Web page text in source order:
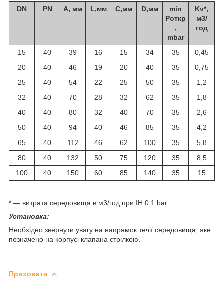
DN PN A, мм L,мм C,мм D,мм
min
Роткр
,
mbar
Kv*,
м3/
год
15 40 39 16 15 34 35
0,45
20
40 46 19 20 40 35
0,75
25
40 54 22 25 50 35
1,2
32
40 70 28 32 62 35
1,8
40
40 80 32 40 70 35
2,6
50
40 94 40 46 85 35
4,2
65
40 112 46 62 100 35
5,8
80
40 132 50 75 120 35
8,5
100
40 150 60 85 140 35 15
* ― витрата середовища в м3/год при ІН 0.1 bar
Установка:
Необхідно звернути увагу на напрямок течії середовища, яке
позначено на корпусі клапана стрілкою.
Приховати